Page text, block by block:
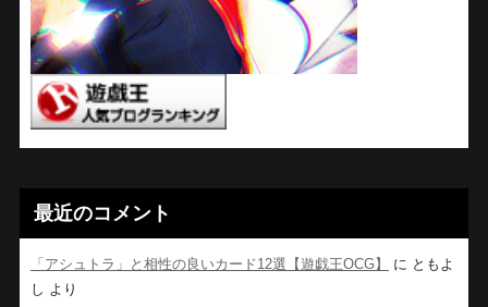
最近のコメント
「アシュトラ」と相性の良いカード12選【遊戯王OCG】 に ともよ
し より